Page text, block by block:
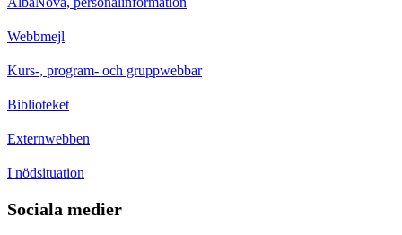
Webbmejl
Kurs-, program- och gruppwebbar
Biblioteket
Externwebben
I nödsituation
Sociala medier